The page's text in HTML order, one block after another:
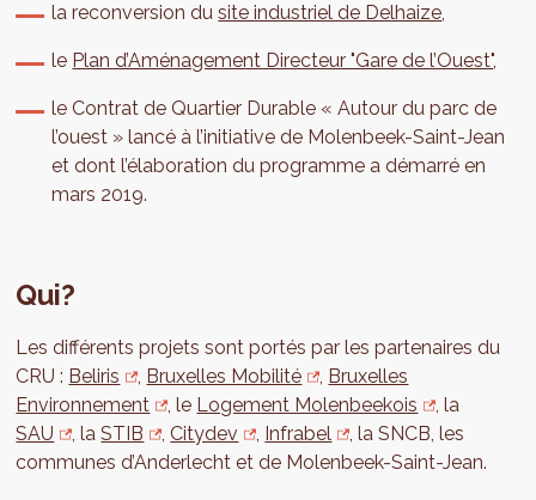
la reconversion dusite industriel de Delhaize,
le Plan d’Aménagement Directeur "Gare de l’Ouest",
le Contrat de Quartier Durable « Autour du parc de
l’ouest » lancé à l’initiative de Molenbeek-Saint-Jean
et dont l’élaboration du programme a démarré en
mars 2019.
Qui?
Les différents projets sont portés par les partenaires du
CRU : Beliris , Bruxelles Mobilité , Bruxelles
Environnement
, le Logement Molenbeekois
, la
SAU
, laSTIB ,Citydev , Infrabel
, la SNCB, les
communes d’Anderlecht et de Molenbeek-Saint-Jean.